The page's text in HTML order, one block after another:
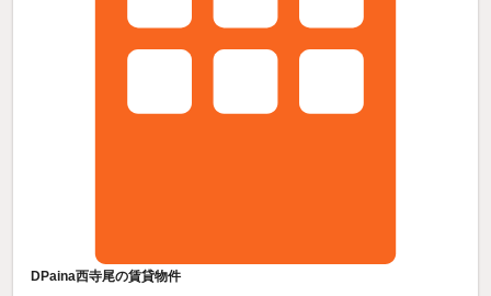
DPaina西寺尾の賃貸物件